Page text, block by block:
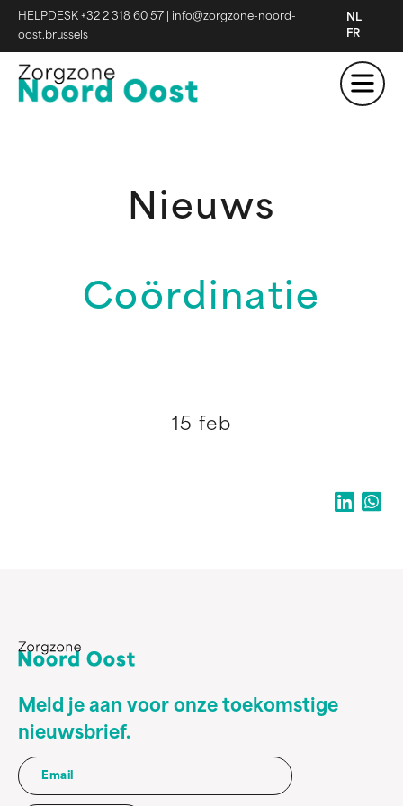
HELPDESK +32 2 318 60 57
info@zorgzone-noord-
oost.brussels
NL
FR
Nieuws
Coördinatie
15 feb
Meld je aan voor onze toekomstige
nieuwsbrief.